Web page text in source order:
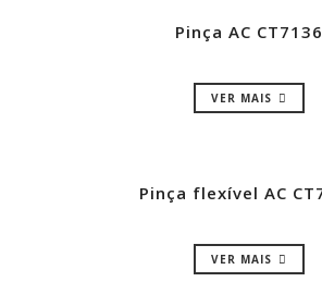
Pinça AC CT7136
VER MAIS
Pinça flexível AC
VER MAIS